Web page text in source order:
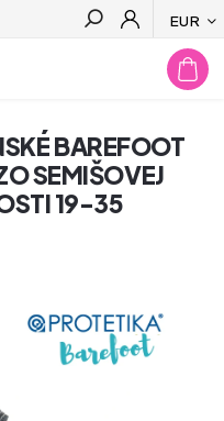
EUR
Hľadať
BAREFOOT
SEMIŠOVEJ
19-35